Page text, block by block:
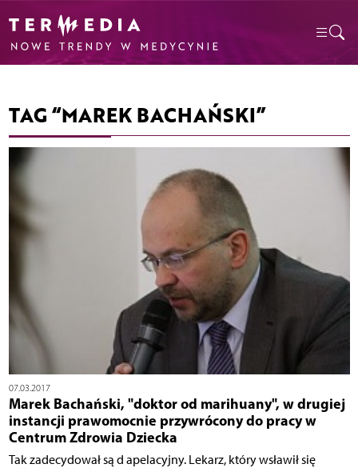
TAG “MAREK BACHAŃSKI”
07.03.2017
Marek Bachański, "doktor od marihuany", w drugiej
instancji prawomocnie przywrócony do pracy w
Centrum Zdrowia Dziecka
Tak zadecydował są d apelacyjny. Lekarz, który wsławił się